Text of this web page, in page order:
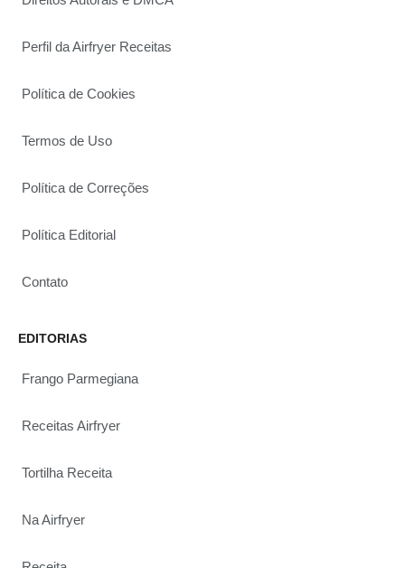
Perfil da Airfryer Receitas
Política de Cookies
Termos de Uso
Política de Correções
Política Editorial
Contato
EDITORIAS
Frango Parmegiana
Receitas Airfryer
Tortilha Receita
Na Airfryer